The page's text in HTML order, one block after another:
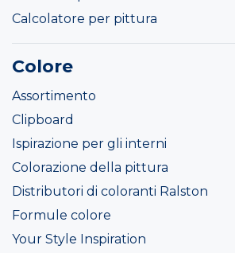
Calcolatore per pittura
Colore
Assortimento
Clipboard
Ispirazione per gli interni
Colorazione della pittura
Distributori di coloranti Ralston
Formule colore
Your Style Inspiration